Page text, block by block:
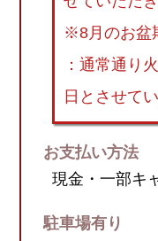
お支払い方法
現金・一部キ
駐車場有り